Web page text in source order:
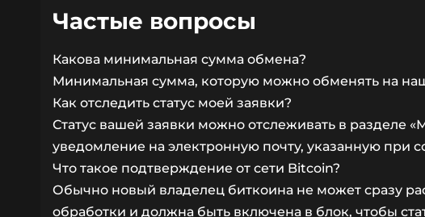
Частые вопросы
Какова минимальная сумма обмена?
Минимальная сумма, которую можно обменять на
Как отследить статус моей заявки?
Статус вашей заявки можно отслеживать в разделе
уведомление на электронную почту, указанную при
Что такое подтверждение от сети Bitcoin?
Обычно новый владелец биткоина не может сразу
обработки и должна быть включена в блок, чтобы